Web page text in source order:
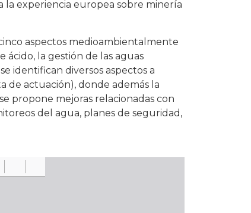
la experiencia europea sobre minería
aspectos medioambientalmente
ácido, la gestión de las aguas
identifican diversos aspectos a
de actuación), donde además la
propone mejoras relacionadas con
del agua, planes de seguridad,